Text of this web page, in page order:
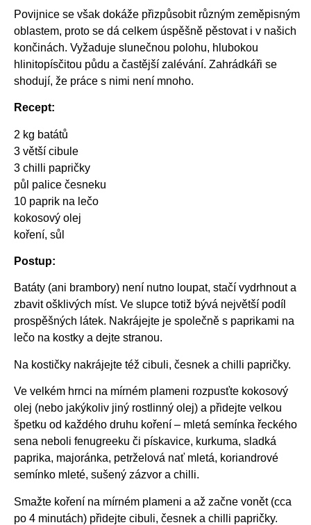
Povijnice se však dokáže přizpůsobit různým zeměpisným
oblastem, proto se dá celkem úspěšně pěstovat i v našich
končinách. Vyžaduje slunečnou polohu, hlubokou
hlinitopísčitou půdu a častější zalévání. Zahrádkáři se
shodují, že práce s nimi není mnoho.
Recept:
2 kg batátů
3 větší cibule
3 chilli papričky
půl palice česneku
10 paprik na lečo
kokosový olej
koření, sůl
Postup:
Batáty (ani brambory) není nutno loupat, stačí vydrhnout a
zbavit ošklivých míst. Ve slupce totiž bývá největší podíl
prospěšných látek. Nakrájejte je společně s paprikami na
lečo na kostky a dejte stranou.
Na kostičky nakrájejte též cibuli, česnek a chilli papričky.
Ve velkém hrnci na mírném plameni rozpusťte kokosový
olej (nebo jakýkoliv jiný rostlinný olej) a přidejte velkou
špetku od každého druhu koření – mletá semínka řeckého
sena neboli fenugreeku či pískavice, kurkuma, sladká
paprika, majoránka, petrželová nať mletá, koriandrové
semínko mleté, sušený zázvor a chilli.
Smažte koření na mírném plameni a až začne vonět (cca
po 4 minutách) přidejte cibuli, česnek a chilli papričky.